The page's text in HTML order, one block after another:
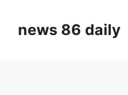
contentnews 86 daily